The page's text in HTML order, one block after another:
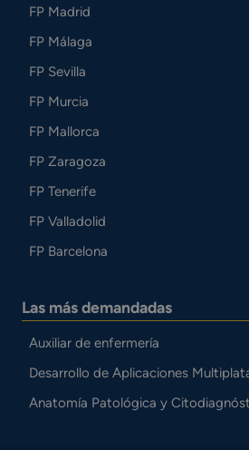
FP Madrid
FP Málaga
FP Sevilla
FP Murcia
FP Mallorca
FP Zaragoza
FP Tenerife
FP Valladolid
FP Barcelona
Las más demandadas
Auxiliar de enfermería
Desarrollo de Aplicaciones
Anatomía Patológica y